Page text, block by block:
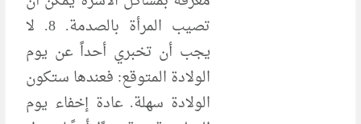
تصيب المرأة بالصدمة. 8. لا
يجب أن تخبري أحداً عن يوم
الولادة المتوقع: فعندها ستكون
الولادة سهلة. عادة إخفاء يوم